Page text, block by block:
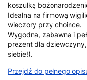
koszulką
Idealna na firmową
wieczory przy choince.
Wygodna, zabawna i
prezent dla
siebie!).
Przejdź do pełnego